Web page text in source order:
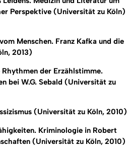
Perspektive (Universität zu Köln)
Menschen. Franz Kafka und die
2013)
der Erzählstimme.
bei W.G. Sebald (Universität zu
(Universität zu Köln, 2010)
Kriminologie in Robert
(Universität zu Köln, 2010)